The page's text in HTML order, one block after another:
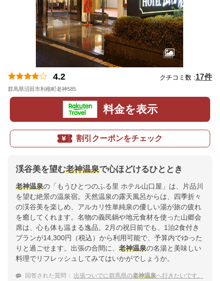
4.2 クチコミ数 :17件
群馬県沼田市利根町老神585
料金を表示
割引クーポンをチェック
渓谷美を望む老神温泉で心ほどけるひととき
老神温泉の「もうひとつのふる里 ホテル山口屋」は、片品川
を望む絶景の温泉宿。天然温泉の露天風呂からは、四季折々
の渓谷美を楽しめ、アルカリ性単純泉の優しい湯が旅の疲れ
を癒してくれます。名物の義民鍋や地元食材を使った山郷会
席は、心も体も温まる逸品。2月の祝日前でも、1泊2食付き
プランが14,300円（税込）から利用可能で、予算内でゆった
りと過ごせます。出張の合間に、 老神温泉の名湯と美味しい
料理でリフレッシュしてみてはいかがでしょうか。
回答された質問： 出張ついでに群馬県の老神温泉へ行きたいです。